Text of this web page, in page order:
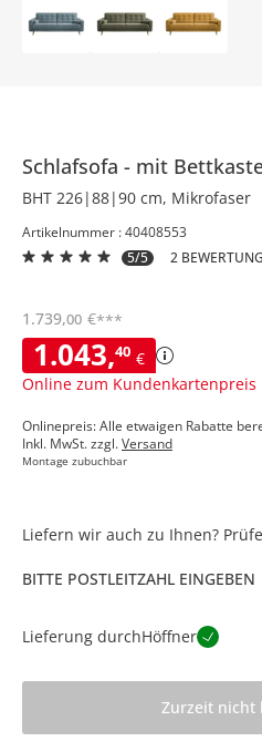
Schlafsofa mit
BHT 226|88|90 cm, Mikrofaser
Artikelnummer : 40408553
5/5
2
1.043,40 €
Online zum Kundenkartenpreis
1.739,00 €***
Onlinepreis: Alle etwaigen Rabatte
Inkl. MwSt. zzgl.Versand
Montage zubuchbar
Liefern wir auch zu Ihnen?
BITTE POSTLEITZAHL EINGEBEN
Lieferung durchHöffner
Zurzeit nicht